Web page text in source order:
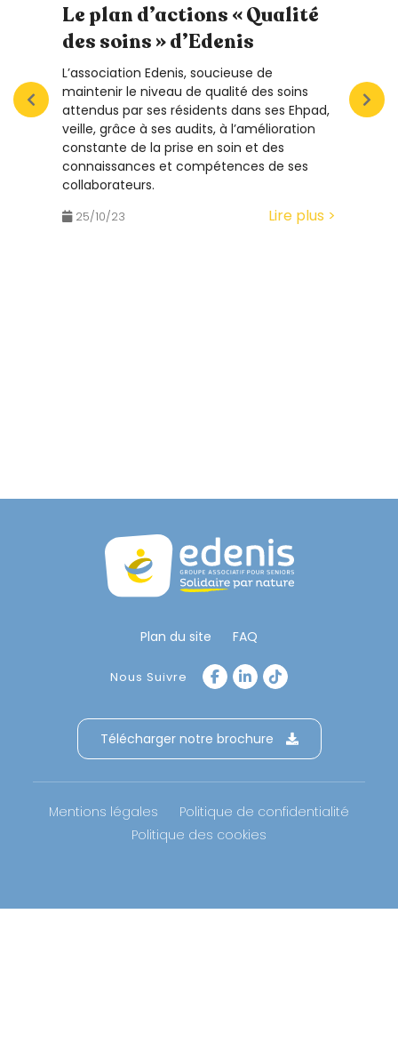
Le plan d’actions « Qualité
des soins » d’Edenis
L’association Edenis, soucieuse de
maintenir le niveau de qualité des soins
attendus par ses résidents dans ses Ehpad,
veille, grâce à ses audits, à l’amélioration
constante de la prise en soin et des
connaissances et compétences de ses
collaborateurs.
25/10/23 Lire plus >
Plan du site FAQ
Nous Suivre
Télécharger notre brochure
Mentions légales
Politique de confidentialité
Politique des cookies